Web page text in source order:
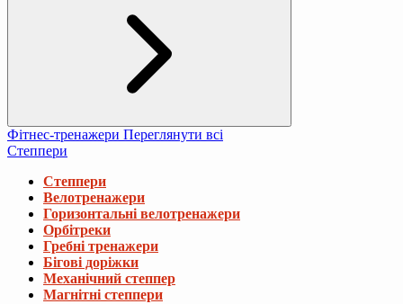
Фітнес-тренажери Переглянути всі
Степпери
Степпери
Велотренажери
Горизонтальні велотренажери
Орбітреки
Гребні тренажери
Бігові доріжки
Механічний степпер
Магнітні степпери